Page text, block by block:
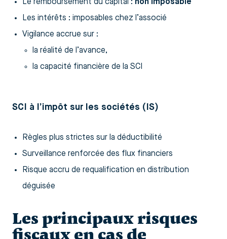
Le remboursement du capital : non imposable
Les intérêts : imposables chez l’associé
Vigilance accrue sur :
la réalité de l’avance,
la capacité financière de la SCI
SCI à l’impôt sur les sociétés (IS)
Règles plus strictes sur la déductibilité
Surveillance renforcée des flux financiers
Risque accru de requalification en distribution
déguisée
Les principaux risques
fiscaux en cas de